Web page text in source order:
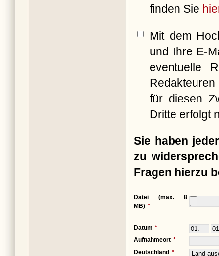
finden Sie
Mit dem
und Ihre E-
eventuelle
für diesen
Dritte erfolgt
Sie haben
zu
Fragen hierzu
Datei (max. 8
MB)
Datum
Aufnahmeort
Deutschland